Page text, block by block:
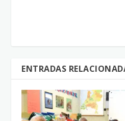
ENTRADAS